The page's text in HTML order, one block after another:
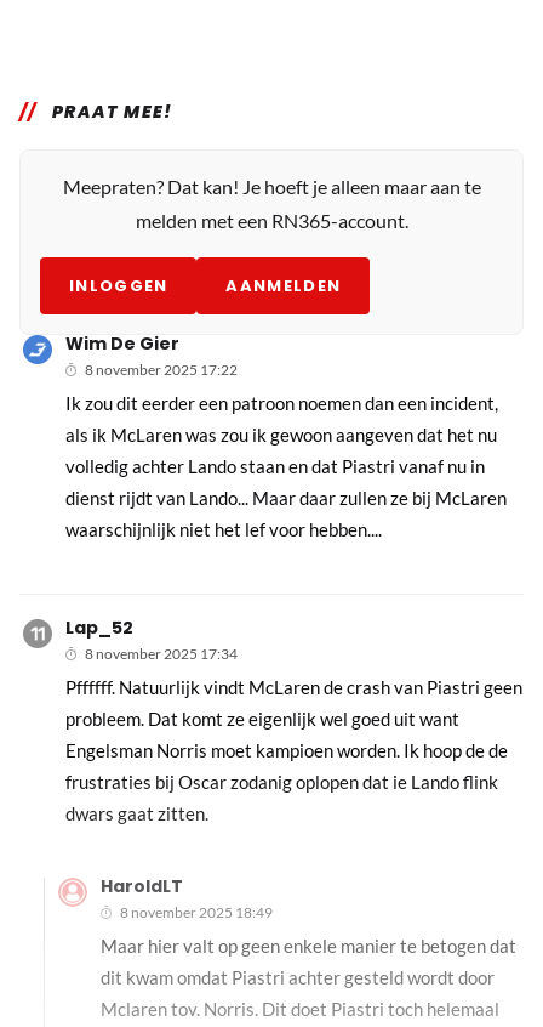
PRAAT MEE!
Meepraten? Dat kan! Je hoeft je alleen maar aan te
melden met een RN365-account.
INLOGGEN AANMELDEN
Wim De Gier
8 november 2025 17:22
Ik zou dit eerder een patroon noemen dan een incident,
als ik McLaren was zou ik gewoon aangeven dat het nu
volledig achter Lando staan en dat Piastri vanaf nu in
dienst rijdt van Lando... Maar daar zullen ze bij McLaren
waarschijnlijk niet het lef voor hebben....
Lap_52
8 november 2025 17:34
Pffffff. Natuurlijk vindt McLaren de crash van Piastri geen
probleem. Dat komt ze eigenlijk wel goed uit want
Engelsman Norris moet kampioen worden. Ik hoop de de
frustraties bij Oscar zodanig oplopen dat ie Lando flink
dwars gaat zitten.
HaroldLT
8 november 2025 18:49
Maar hier valt op geen enkele manier te betogen dat
dit kwam omdat Piastri achter gesteld wordt door
Mclaren tov. Norris. Dit doet Piastri toch helemaal